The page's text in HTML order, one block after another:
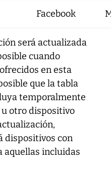
Facebook
será actualizada
cuando
en esta
que la tabla
temporalmente
u otro dispositivo
dispositivos con
aquellas incluidas